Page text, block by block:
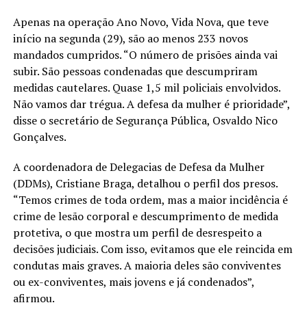
Apenas na operação Ano Novo, Vida Nova, que teve
início na segunda (29), são ao menos 233 novos
mandados cumpridos. “O número de prisões ainda vai
subir. São pessoas condenadas que descumpriram
medidas cautelares. Quase 1,5 mil policiais envolvidos.
Não vamos dar trégua. A defesa da mulher é prioridade”,
disse o secretário de Segurança Pública, Osvaldo Nico
Gonçalves.
A coordenadora de Delegacias de Defesa da Mulher
(DDMs), Cristiane Braga, detalhou o perfil dos presos.
“Temos crimes de toda ordem, mas a maior incidência é
crime de lesão corporal e descumprimento de medida
protetiva, o que mostra um perfil de desrespeito a
decisões judiciais. Com isso, evitamos que ele reincida em
condutas mais graves. A maioria deles são conviventes
ou ex-conviventes, mais jovens e já condenados”,
afirmou.